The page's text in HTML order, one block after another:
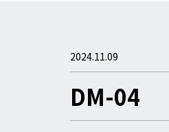
2024.11.09
DM-04